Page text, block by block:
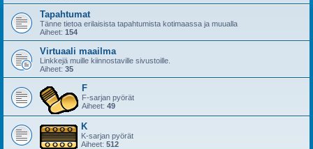
Tapahtumat
Tänne tietoa erilaisista tapahtumista kotimaassa ja muualla
Aiheet: 154
Virtuaali maailma
Linkkejä muille kiinnostaville sivustoille.
Aiheet: 35
F
F-sarjan pyörät
Aiheet: 49
K
K-sarjan pyörät
Aiheet: 512